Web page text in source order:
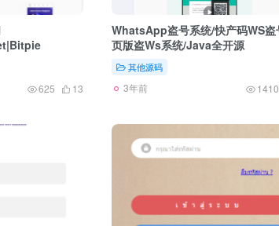
625 13
WhatsApp盗号系统/快产码WS盗
页版盗Ws系统/Java全开源
其他源码
3年前 1410